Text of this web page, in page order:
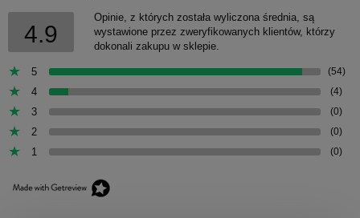
4.9
Opinie, z których została wyliczona średnia, są
wystawione przez zweryfikowanych klientów, którzy
dokonali zakupu w sklepie.
5 (54)
4 (4)
3 (0)
2 (0)
1 (0)